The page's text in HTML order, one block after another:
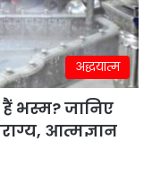
अद्धयात्म
भस्म? जानिए
आत्मज्ञान